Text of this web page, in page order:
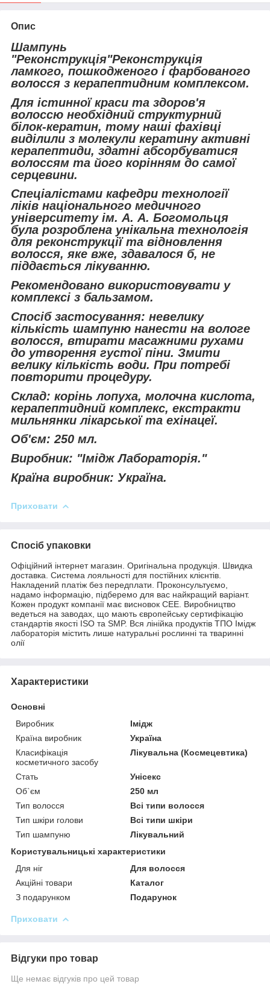
Опис
Шампунь
"Реконструкція"Реконструкція
ламкого, пошкодженого і фарбованого
волосся з керапептидним комплексом.
Для істинної краси та здоров'я
волоссю необхідний структурний
білок-кератин, тому наші фахівці
виділили з молекули кератину активні
керапептиди, здатні абсорбуватися
волоссям та його корінням до самої
серцевини.
Спеціалістами кафедри технології
ліків національного медичного
університету ім. А. А. Богомольця
була розроблена унікальна технологія
для реконструкції та відновлення
волосся, яке вже, здавалося б, не
піддається лікуванню.
Рекомендовано використовувати у
комплексі з бальзамом.
Спосіб застосування: невелику
кількість шампуню нанести на вологе
волосся, втирати масажними рухами
до утворення густої піни. Змити
велику кількість води. При потребі
повторити процедуру.
Склад: корінь лопуха, молочна кислота,
керапептидний комплекс, екстракти
мильнянки лікарської та ехінацеї.
Об'єм: 250 мл.
Виробник: "Імідж Лабораторія."
Країна виробник: Україна.
Приховати
Спосіб упаковки
Офіційний інтернет магазин. Оригінальна продукція. Швидка
доставка. Система лояльності для постійних клієнтів.
Накладений платіж без передплати. Проконсультуємо,
надамо інформацію, підберемо для вас найкращий варіант.
Кожен продукт компанії має висновок СЕЕ. Виробництво
ведеться на заводах, що мають європейську сертифікацію
стандартів якості ISO та SMP. Вся лінійка продуктів ТПО Імідж
лабораторія містить лише натуральні рослинні та тваринні
олії
Характеристики
Основні
Виробник
Імідж
Країна виробник
Україна
Класифікація
косметичного засобу
Лікувальна (Космецевтика)
Стать
Унісекс
Об`єм
250 мл
Тип волосся
Всі типи волосся
Тип шкіри голови
Всі типи шкіри
Тип шампуню
Лікувальний
Користувальницькі характеристики
Для ніг
Для волосся
Акційні товари
Каталог
З подарунком
Подарунок
Приховати
Відгуки про товар
Ще немає відгуків про цей товар